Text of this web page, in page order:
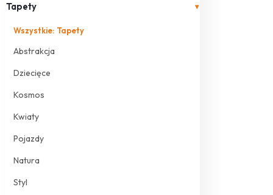
Tapety ▾
Wszystkie: Tapety
Abstrakcja
Dziecięce
Kosmos
Kwiaty
Pojazdy
Natura
Styl